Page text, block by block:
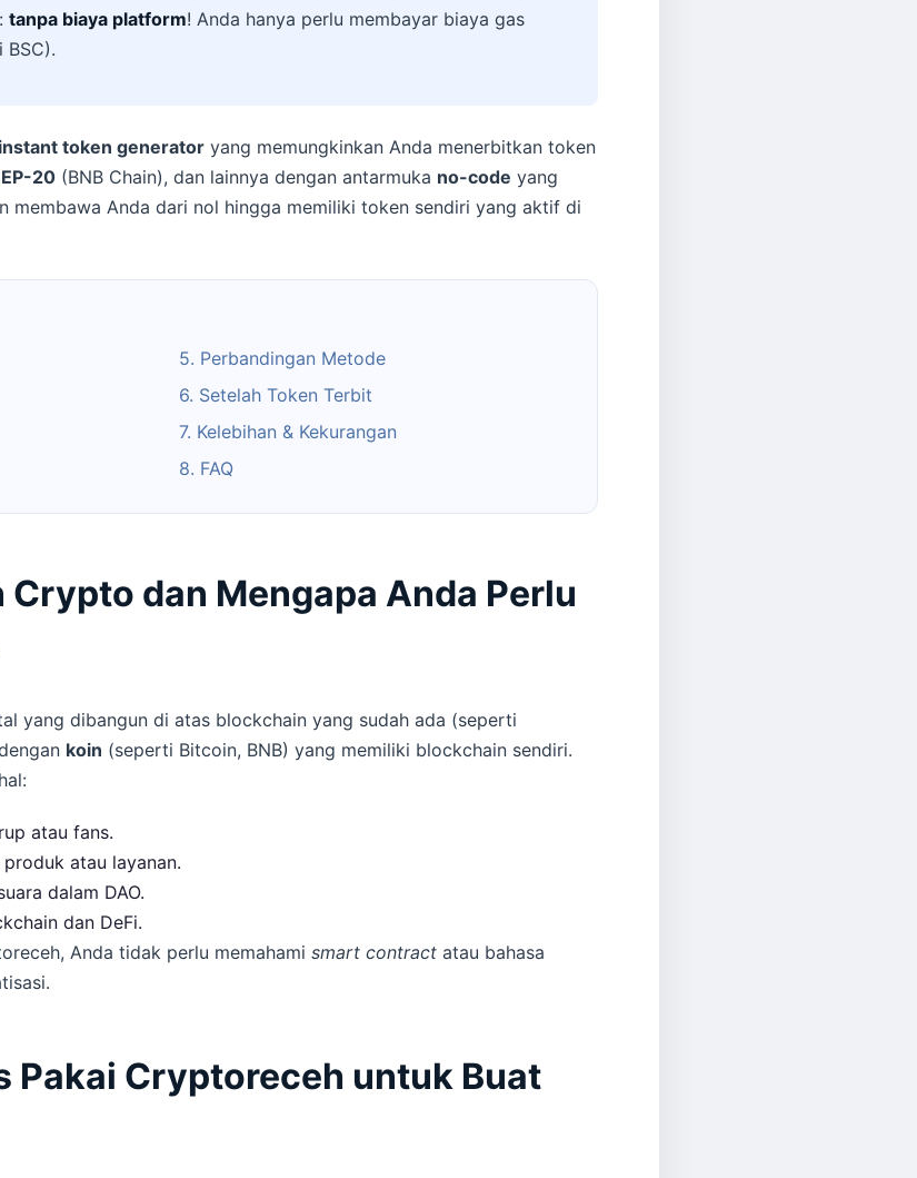
tanpa biaya platform! Anda hanya perlu membayar biaya gas
instant token generator yang memungkinkan Anda menerbitkan token
20 (BNB Chain), dan lainnya dengan antarmuka no-code yang
membawa Anda dari nol hingga memiliki token sendiri yang aktif di
5. Perbandingan Metode
6. Setelah Token Terbit
7. Kelebihan & Kekurangan
8. FAQ
Crypto dan Mengapa Anda Perlu
yang dibangun di atas blockchain yang sudah ada (seperti
koin (seperti Bitcoin, BNB) yang memiliki blockchain sendiri.
atau fans.
atau layanan.
dalam DAO.
dan DeFi.
Anda tidak perlu memahami smart contract atau bahasa
Pakai Cryptoreceh untuk Buat